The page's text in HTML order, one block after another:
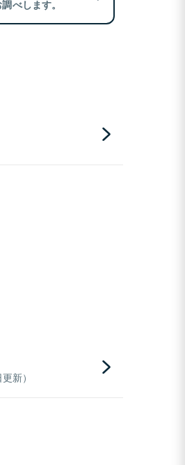
べします。
新）